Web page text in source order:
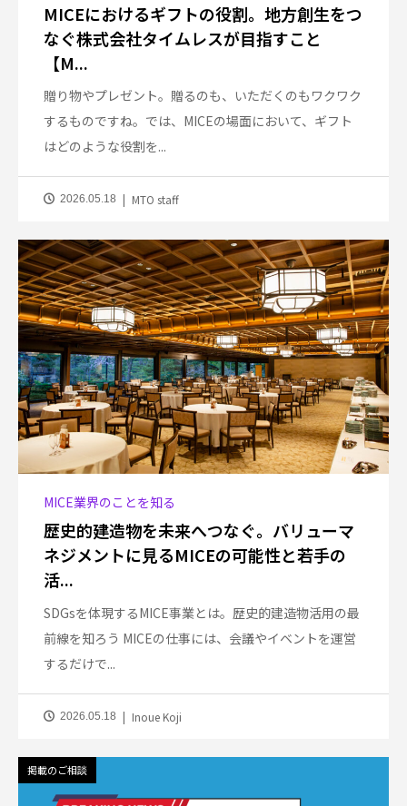
MICEにおけるギフトの役割。地方創生をつ
なぐ株式会社タイムレスが目指すこと
【M...
贈り物やプレゼント。贈るのも、いただくのもワクワク
するものですね。では、MICEの場面において、ギフト
はどのような役割を...
2026.05.18 MTO staff
MICE業界のことを知る
歴史的建造物を未来へつなぐ。バリューマ
ネジメントに見るMICEの可能性と若手の
活...
SDGsを体現するMICE事業とは。歴史的建造物活用の最
前線を知ろう MICEの仕事には、会議やイベントを運営
するだけで...
2026.05.18 Inoue Koji
掲載のご相談